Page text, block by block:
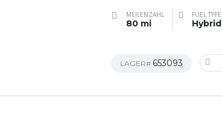
MEILENZAHL
80 mi
FUEL TYPE
Hybrid
LAGER# 653093